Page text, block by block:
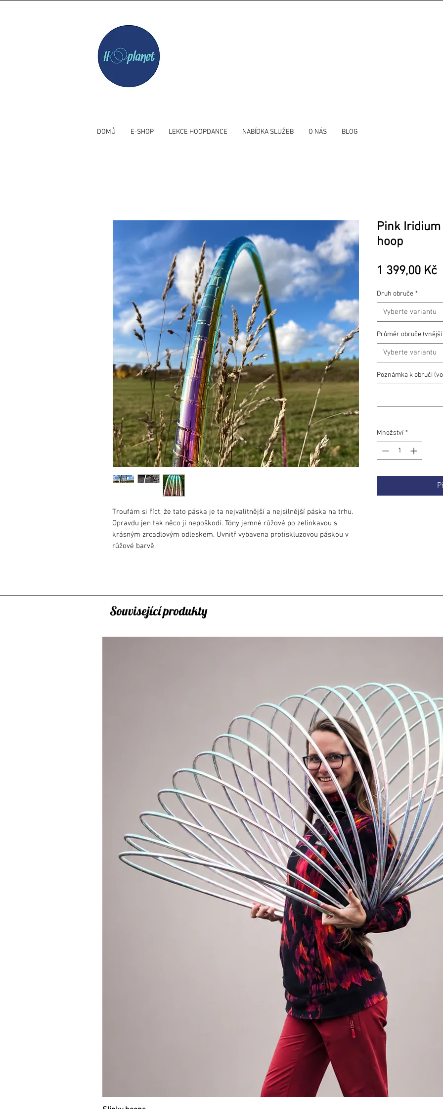
DOMŮ E-SHOP LEKCE HOOPDANCE NABÍDKA SLUŽEB O NÁS BLOG
Troufám si říct, že tato páska je ta nejvalitnější a nejsilnější páska na trhu.
Opravdu jen tak něco ji nepoškodí. Tóny jemné růžové po zelinkavou s
krásným zrcadlovým odleskem. Uvnitř vybavena protiskluzovou páskou v
růžové barvě.
nemusela by být tato varianta pro Vás dostačující. Pro začátečníky
obvodu obruče.
dovnitř nejlepší protiskluzovou pásku na světě (Miracle hoop grip) či obruč
omotat ochrannou páskou - navštivte sekci "Materiál na výrobu obručí"
a přidejte do košíku požadované vylepšení.
Tuto obruč nabízíme ve 3 variantách:
1. POKROČILÍ: Polypro 20mm
Je o něco lehčí a rychlejší než běžná obruč pro začátečníky. To znamená, že
vám umožní všechny triky v rukou. Polypro je vynikající pro točení mimo
tělo. Doporučuji polypro těm, kteří již vlastní nějaký začátečnický hoop a
chtějí se přesunout na vyšší úroveň. Dobrá volba druhé obruče je polypro
20mm s průměrem 85cm. Tuto obruč můžete stále pohodlně udržet v pase i
v rukou. Každá obruč obsahuje klik spoj, takže ji můžete snadno stočit do
menšího průměru a pohodlně nosit s sebou.
2. POKROČILÍ:
Polypro 16mm
Je super lehké a super rychlé. Doporučuji tento materiál těm, kteří chtějí
zahájit svou cestu se dvěmi kruhy, nebo pokud jste zapáleni do off body
triků. Tento materiál není vhodný na dlouhé obruče v pase (je příliš rychlý).
Doporučuji průměr 75 cm pro točení se dvěmi obručemi, ale také na
kouzelně rychlou a příjemnou flow s jedním kruhem. Je to můj
nejoblíbenější průměr. Každá obruč obsahuje klik spoj, takže ji můžete
snadno stočit do menšího průměru a pohodlně nosit s sebou.
3. ZAČÁTEČNÍCI I POKROČILEJŠÍ: Cestovní obruč 5 dílů
Tuto obruč vyrábíme i jako cestovní skládací. Obruč je vyrobena z taneční
trubky a je rozložitelná na 5 samostatných dílů a tudíž vhodná k cestování,
častému přenášení a kamkoliv, kde se Vám nehodí obyčejná obruč. Obruč se
rozkládá pomocí klik spojů, které při zmáčknutí část uvolní. Rozložení a
složení obruče trvá maximálně 30 vteřin. Hmotnost obruče 95cm je zhruba
520g. Cestovní obruče najdete v rubrice "CESTOVNÍ OBRUČE" v menu.
Pink
hoop
1 399,00 Kč
Druh obruče *
Vyberte variantu
Průměr obruče
Vyberte variantu
Poznámka k obruči
Množství *
Související produkty